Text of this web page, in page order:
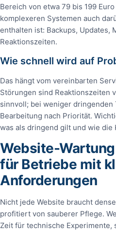
Bereich von etwa 79 bis 199
komplexeren Systemen auch
enthalten ist: Backups, Updates,
Reaktionszeiten.
Wie schnell wird auf
Das hängt vom vereinbarten
Störungen sind Reaktionszeiten
sinnvoll; bei weniger
Bearbeitung nach Priorität.
was als dringend gilt und wie die
Website-
für Betriebe mit
Anforderungen
Nicht jede Website braucht
profitiert von sauberer Pflege.
Zeit für technische Experimente,